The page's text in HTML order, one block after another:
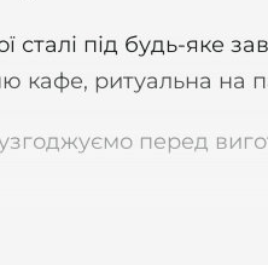
під будь-яке
кафе, ритуальна на
перед